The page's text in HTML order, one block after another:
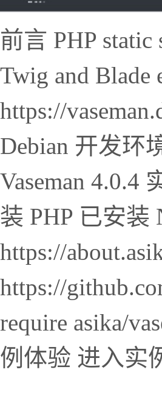
前言 PHP static
Twig and Blade
https://
Debian 开发环
Vaseman 4.0.4
装 PHP 已安
https://
https://
require asika/
例体验 进入实